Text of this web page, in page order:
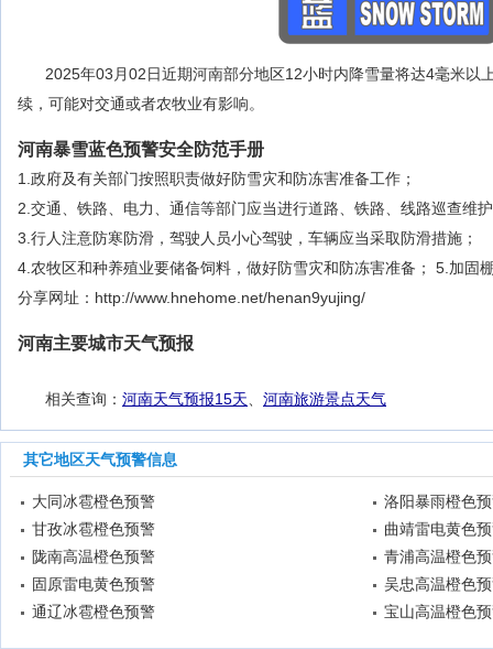
2025年03月02日近期河南部分地区12小时内降雪量将达4毫米以
续，可能对交通或者农牧业有影响。
河南暴雪蓝色预警安全防范手册
1.政府及有关部门按照职责做好防雪灾和防冻害准备工作；
2.交通、铁路、电力、通信等部门应当进行道路、铁路、线路巡查维
3.行人注意防寒防滑，驾驶人员小心驾驶，车辆应当采取防滑措施；
4.农牧区和种养殖业要储备饲料，做好防雪灾和防冻害准备； 5.加固
分享网址：http://www.hnehome.net/henan9yujing/
河南主要城市天气预报
相关查询： 河南天气预报15天 河南旅游景点天气
其它地区天气预警信息
大同冰雹橙色预警
洛阳暴雨橙色
甘孜冰雹橙色预警
曲靖雷电黄色
陇南高温橙色预警
青浦高温橙色
固原雷电黄色预警
吴忠高温橙色
通辽冰雹橙色预警
宝山高温橙色